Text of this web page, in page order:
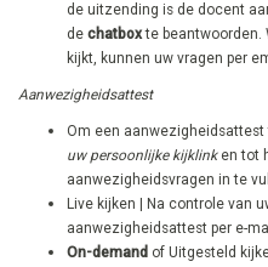
de uitzending is de docent
de chatboxte beantwoorden.
kijkt, kunnen uw vragen per
Aanwezigheidsattest
Om een
uw persoonlijke kijklink en tot
aanwezigheidsvragen in te
Live kijken | Na controle van
aanwezigheidsattest per e-
On-demand of Uitgesteld